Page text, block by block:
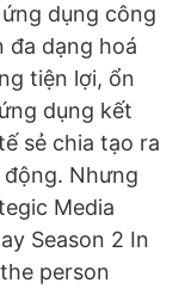
dụng công
đa dạng hoá
tiện lợi, ổn
dụng kết
sẻ chia tạo ra
Nhưng
Media
Season 2 In
person